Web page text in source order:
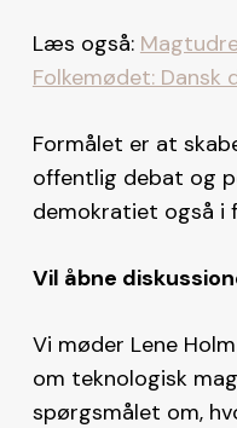
Læs også:
Folkemødet: Dansk
Formålet er at
offentlig debat og
demokratiet også
Vil åbne
Vi møder Lene
om teknologisk
spørgsmålet om,